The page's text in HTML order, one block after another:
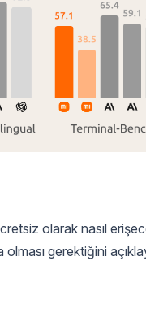
olarak nasıl
gerektiğini